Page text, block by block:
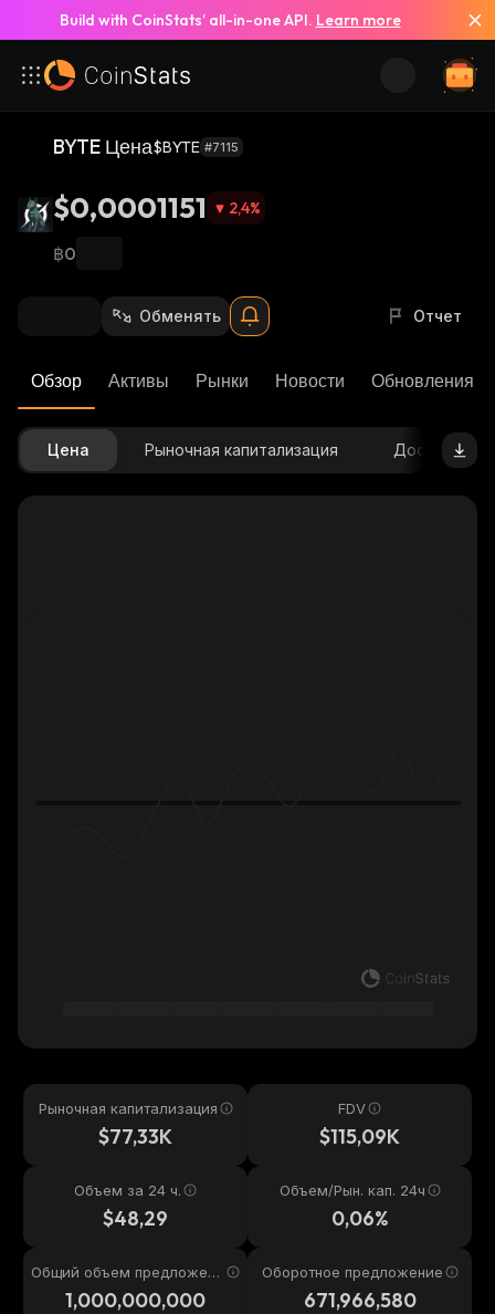
Build with CoinStats’ all-in-one API. Learn more
BYTE Цена$BYTE #7115
$0,0001151 2,4%
฿0
Обменять Отчет
Обзор Активы Рынки Новости Обновления
Цена Рыночная капитализация Доступное
Рыночная капитализация
$77,33K
FDV
$115,09K
Объем за 24 ч.
$48,29
Объем/Рын. кап. 24ч
0,06%
Общий объем предложени
1,000,000,000
Оборотное предложение
671,966,580